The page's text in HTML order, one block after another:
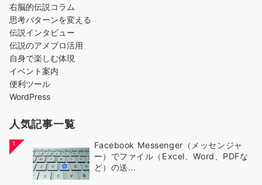
右脳的伝説コラム
思考パターンを変える
伝説インタビュー
伝説のアメブロ活用
自身で楽しむ体現
イベント案内
便利ツール
WordPress
人気記事一覧
1
Facebook Messenger（メッセンジャ
ー）でファイル（Excel、Word、PDFな
ど）の送...